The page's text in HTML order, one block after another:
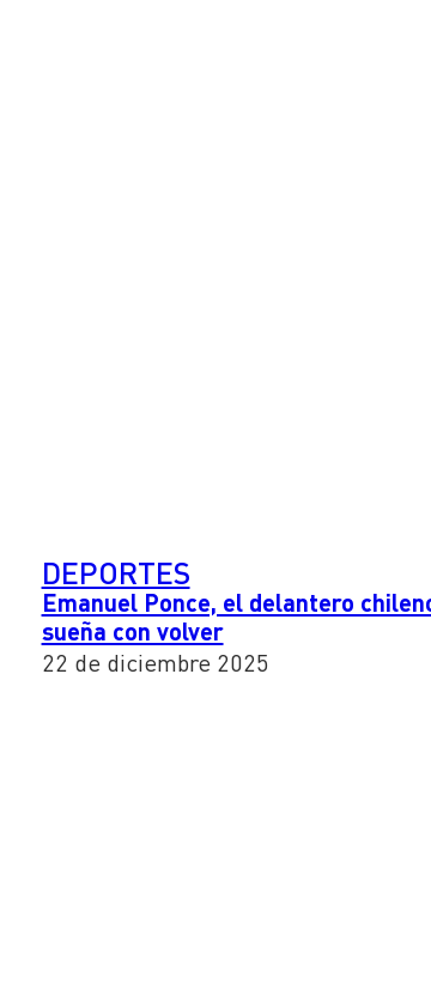
DEPORTES
Emanuel Ponce, el delantero
sueña con volver
22 de diciembre 2025